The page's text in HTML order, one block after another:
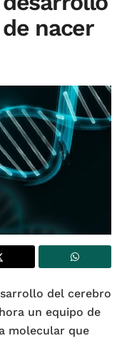
nacer
del cerebro
un equipo de
molecular que